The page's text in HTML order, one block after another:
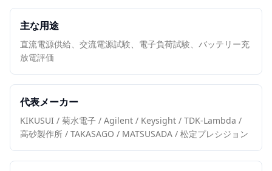
主な用途
直流電源供給、交流電源試験、電子負荷試験、バッテリー充
放電評価
代表メーカー
KIKUSUI / 菊水電子 / Agilent / Keysight / TDK-Lambda /
高砂製作所 / TAKASAGO / MATSUSADA / 松定プレシジョン